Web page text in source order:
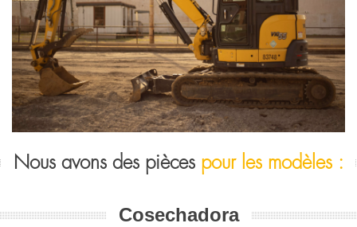
Nous avons des pièces pour les modèles :
Cosechadora